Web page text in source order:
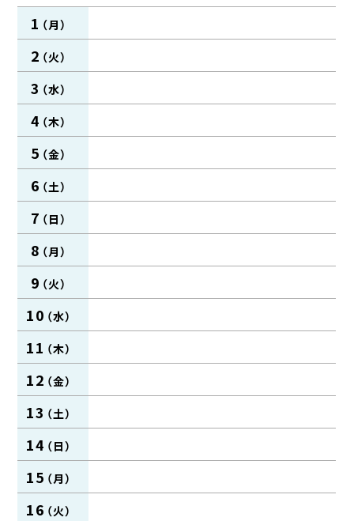
1
2
3
4
5
6
7
8
9
10
11
12
13
14
15
16